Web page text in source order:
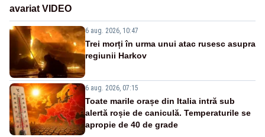
avariat VIDEO
6 aug. 2026, 10:47
Trei morți în urma unui atac rusesc asupra
regiunii Harkov
6 aug. 2026, 07:15
Toate marile orașe din Italia intră sub
alertă roșie de caniculă. Temperaturile se
apropie de 40 de grade